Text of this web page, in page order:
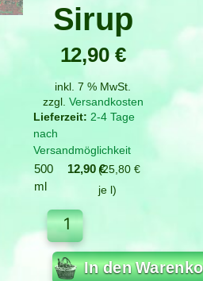
Sirup
12,90€
inkl. 7 % MwSt.
zzgl. Versandkosten
2-4 Tage
nach
Versandmöglichkeit
500
ml
12,90€25,80€
je l
In den